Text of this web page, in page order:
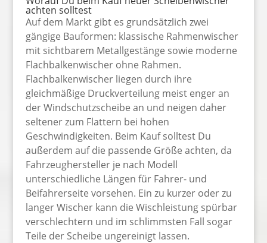
achten solltest
Auf dem Markt gibt es grundsätzlich zwei
gängige Bauformen: klassische Rahmenwischer
mit sichtbarem Metallgestänge sowie moderne
Flachbalkenwischer ohne Rahmen.
Flachbalkenwischer liegen durch ihre
gleichmäßige Druckverteilung meist enger an
der Windschutzscheibe an und neigen daher
seltener zum Flattern bei hohen
Geschwindigkeiten. Beim Kauf solltest Du
außerdem auf die passende Größe achten, da
Fahrzeughersteller je nach Modell
unterschiedliche Längen für Fahrer- und
Beifahrerseite vorsehen. Ein zu kurzer oder zu
langer Wischer kann die Wischleistung spürbar
verschlechtern und im schlimmsten Fall sogar
Teile der Scheibe ungereinigt lassen.